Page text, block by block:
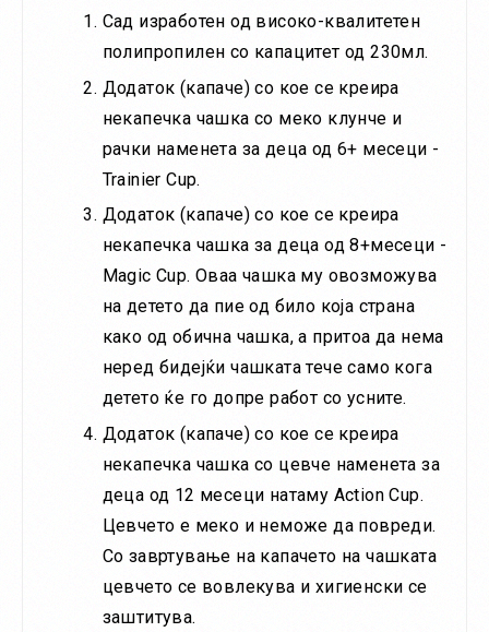
Сад изработен од високо-квалитетен
полипропилен со капацитет од 230мл.
Додаток (капаче) со кое се креира
некапечка чашка со меко клунче и
рачки наменета за деца од 6+ месеци -
Trainier Cup.
Додаток (капаче) со кое се креира
некапечка чашка за деца од 8+месеци -
Magic Cup. Оваа чашка му овозможува
на детето да пие од било која страна
како од обична чашка, а притоа да нема
неред бидејќи чашката тече само кога
детето ќе го допре работ со усните.
Додаток (капаче) со кое се креира
некапечка чашка со цевче наменета за
деца од 12 месеци натаму Action Cup.
Цевчето е меко и неможе да повреди.
Со завртување на капачето на чашката
цевчето се вовлекува и хигиенски се
заштитува.